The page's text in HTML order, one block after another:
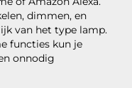
dimmen, en
van het type lamp.
functies kun je
onnodig